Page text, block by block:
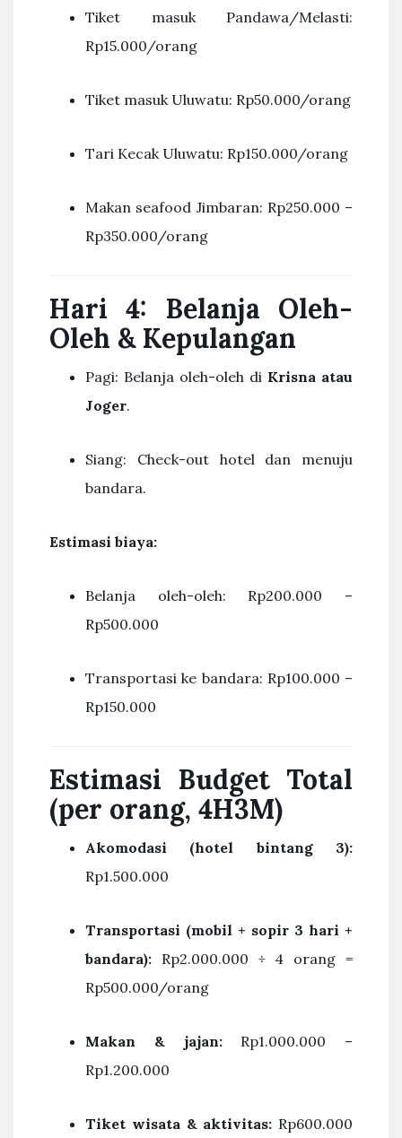
Tiket masuk Pandawa/Melasti:
Rp15.000/orang
Tiket masuk Uluwatu: Rp50.000/orang
Tari Kecak Uluwatu: Rp150.000/orang
Makan seafood Jimbaran: Rp250.000 –
Rp350.000/orang
Hari 4: Belanja Oleh-
Oleh & Kepulangan
Pagi: Belanja oleh-oleh di Krisna atau
Joger.
Siang: Check-out hotel dan menuju
bandara.
Estimasi biaya:
Belanja oleh-oleh: Rp200.000 –
Rp500.000
Transportasi ke bandara: Rp100.000 –
Rp150.000
Estimasi Budget Total
(per orang, 4H3M)
Akomodasi (hotel bintang 3):
Rp1.500.000
Transportasi (mobil + sopir 3 hari +
bandara): Rp2.000.000 ÷ 4 orang =
Rp500.000/orang
Makan & jajan:Rp1.000.000 –
Rp1.200.000
Tiket wisata & aktivitas: Rp600.000